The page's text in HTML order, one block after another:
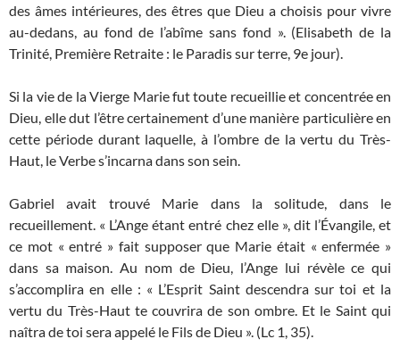
des âmes intérieures, des êtres que Dieu a choisis pour vivre
au-dedans, au fond de l’abîme sans fond ». (Elisabeth de la
Trinité, Première Retraite : le Paradis sur terre, 9e jour).
Si la vie de la Vierge Marie fut toute recueillie et concentrée en
Dieu, elle dut l’être certainement d’une manière particulière en
cette période durant laquelle, à l’ombre de la vertu du Très-
Haut, le Verbe s’incarna dans son sein.
Gabriel avait trouvé Marie dans la solitude, dans le
recueillement. « L’Ange étant entré chez elle », dit l’Évangile, et
ce mot « entré » fait supposer que Marie était « enfermée »
dans sa maison. Au nom de Dieu, l’Ange lui révèle ce qui
s’accomplira en elle : « L’Esprit Saint descendra sur toi et la
vertu du Très-Haut te couvrira de son ombre. Et le Saint qui
naîtra de toi sera appelé le Fils de Dieu ». (Lc 1, 35).